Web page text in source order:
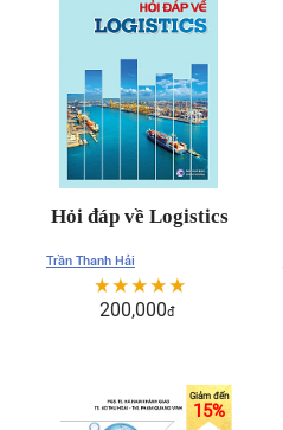
Hỏi đáp về Logistics
Trần Thanh Hải
200,000đ
15%